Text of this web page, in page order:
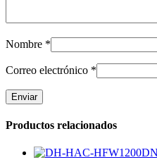
Nombre *
Correo electrónico *
Productos relacionados